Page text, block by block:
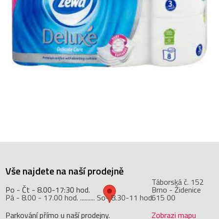
Vše najdete na naší prodejně
Po - Čt - 8.00-17:30 hod.
Pá - 8.00 - 17.00 hod. .......... So- 8.30-11 hod.
Parkování přímo u naší prodejny.
Táborská č. 152
Brno - Židenice
615 00
Zobrazi mapu